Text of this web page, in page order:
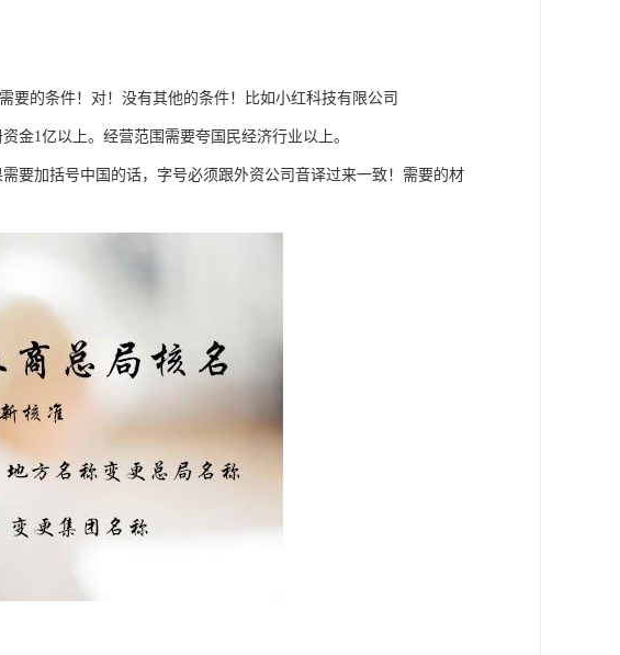
的条件！对！没有其他的条件！比如小红科技有限公司
金1亿以上。经营范围需要夸国民经济行业以上。
要加括号中国的话，字号必须跟外资公司音译过来一致！需要的材